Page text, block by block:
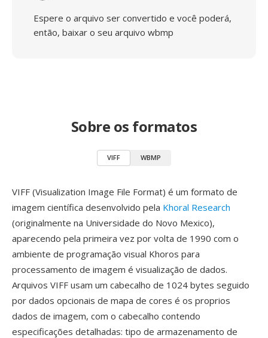
Espere o arquivo ser convertido e você poderá,
então, baixar o seu arquivo wbmp
Sobre os formatos
VIFF WBMP
VIFF (Visualization Image File Format) é um formato de
imagem científica desenvolvido pela Khoral Research
(originalmente na Universidade do Novo Mexico),
aparecendo pela primeira vez por volta de 1990 com o
ambiente de programação visual Khoros para
processamento de imagem é visualização de dados.
Arquivos VIFF usam um cabecalho de 1024 bytes seguido
por dados opcionais de mapa de cores é os proprios
dados de imagem, com o cabecalho contendo
especificações detalhadas: tipo de armazenamento de